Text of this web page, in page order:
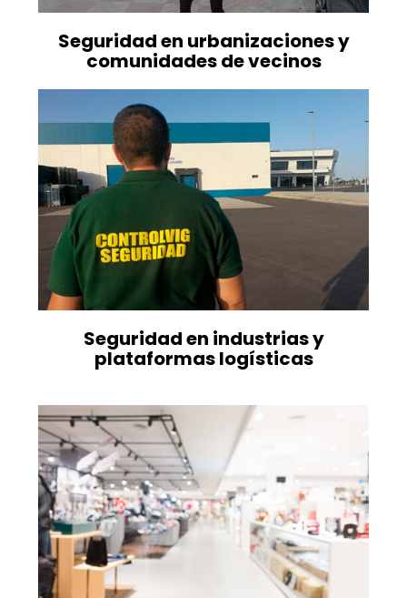
Seguridad en urbanizaciones y
comunidades de vecinos
Seguridad en industrias y
plataformas logísticas